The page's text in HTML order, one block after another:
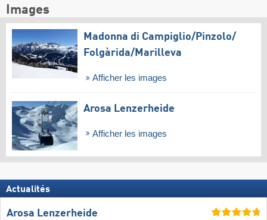
Images
Madonna di Campiglio/​Pinzolo/​
Folgàrida/​Marilleva
Afficher les images
Arosa Lenzerheide
Afficher les images
Actualités
Arosa Lenzerheide